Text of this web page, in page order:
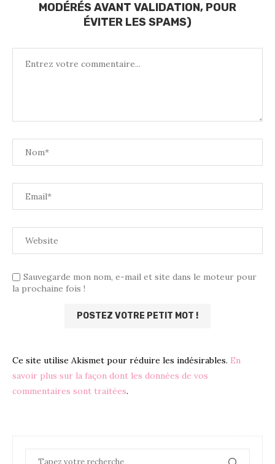
MODÉRÉS AVANT VALIDATION, POUR
ÉVITER LES SPAMS)
Sauvegarde mon nom, e-mail et site dans le moteur pour
la prochaine fois !
Ce site utilise Akismet pour réduire les indésirables. En
savoir plus sur la façon dont les données de vos
commentaires sont traitées.